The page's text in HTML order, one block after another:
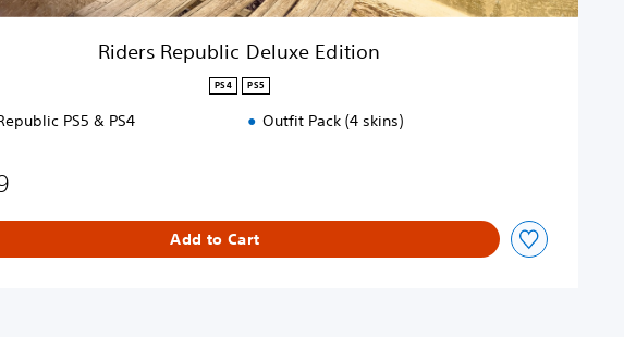
Riders Republic Deluxe Edition
PS4 PS5
PS5 & PS4 Outfit Pack (4 skins)
Add to Cart